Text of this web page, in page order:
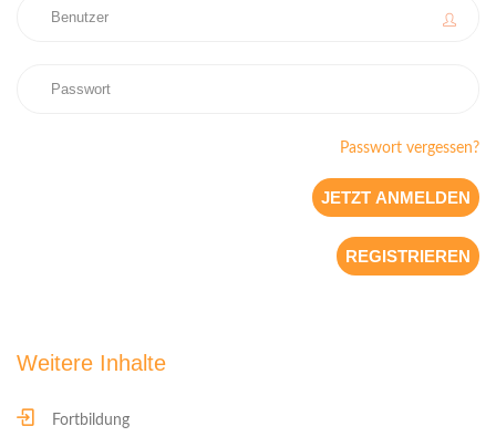
Passwort vergessen?
REGISTRIEREN
Weitere Inhalte
Fortbildung